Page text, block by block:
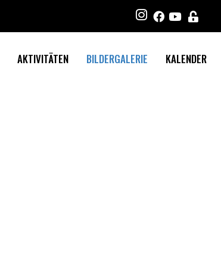
AKTIVITÄTEN BILDERGALERIE KALENDER